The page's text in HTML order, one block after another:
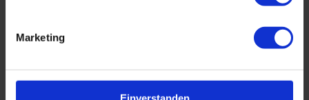
Marketing
Qualitätsmanager*innen, QM-Beauftragte, KVP-
Moderator*innen, interne Auditoren sowie Fach- und